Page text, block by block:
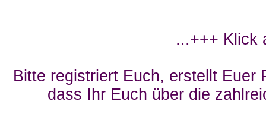
...+++ Klick
Bitte registriert Euch, erstellt Euer
dass Ihr Euch über die